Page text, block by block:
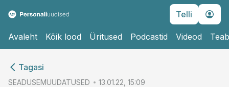
Telli
Avaleht Kõik lood Üritused Podcastid Videod
Tagasi
SEADUSEMUUDATUSED 13.01.22, 15:09